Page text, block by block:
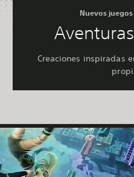
Nuevos
Creaciones inspiradas